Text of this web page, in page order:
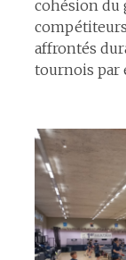
cohésion du
affrontés
tournois par